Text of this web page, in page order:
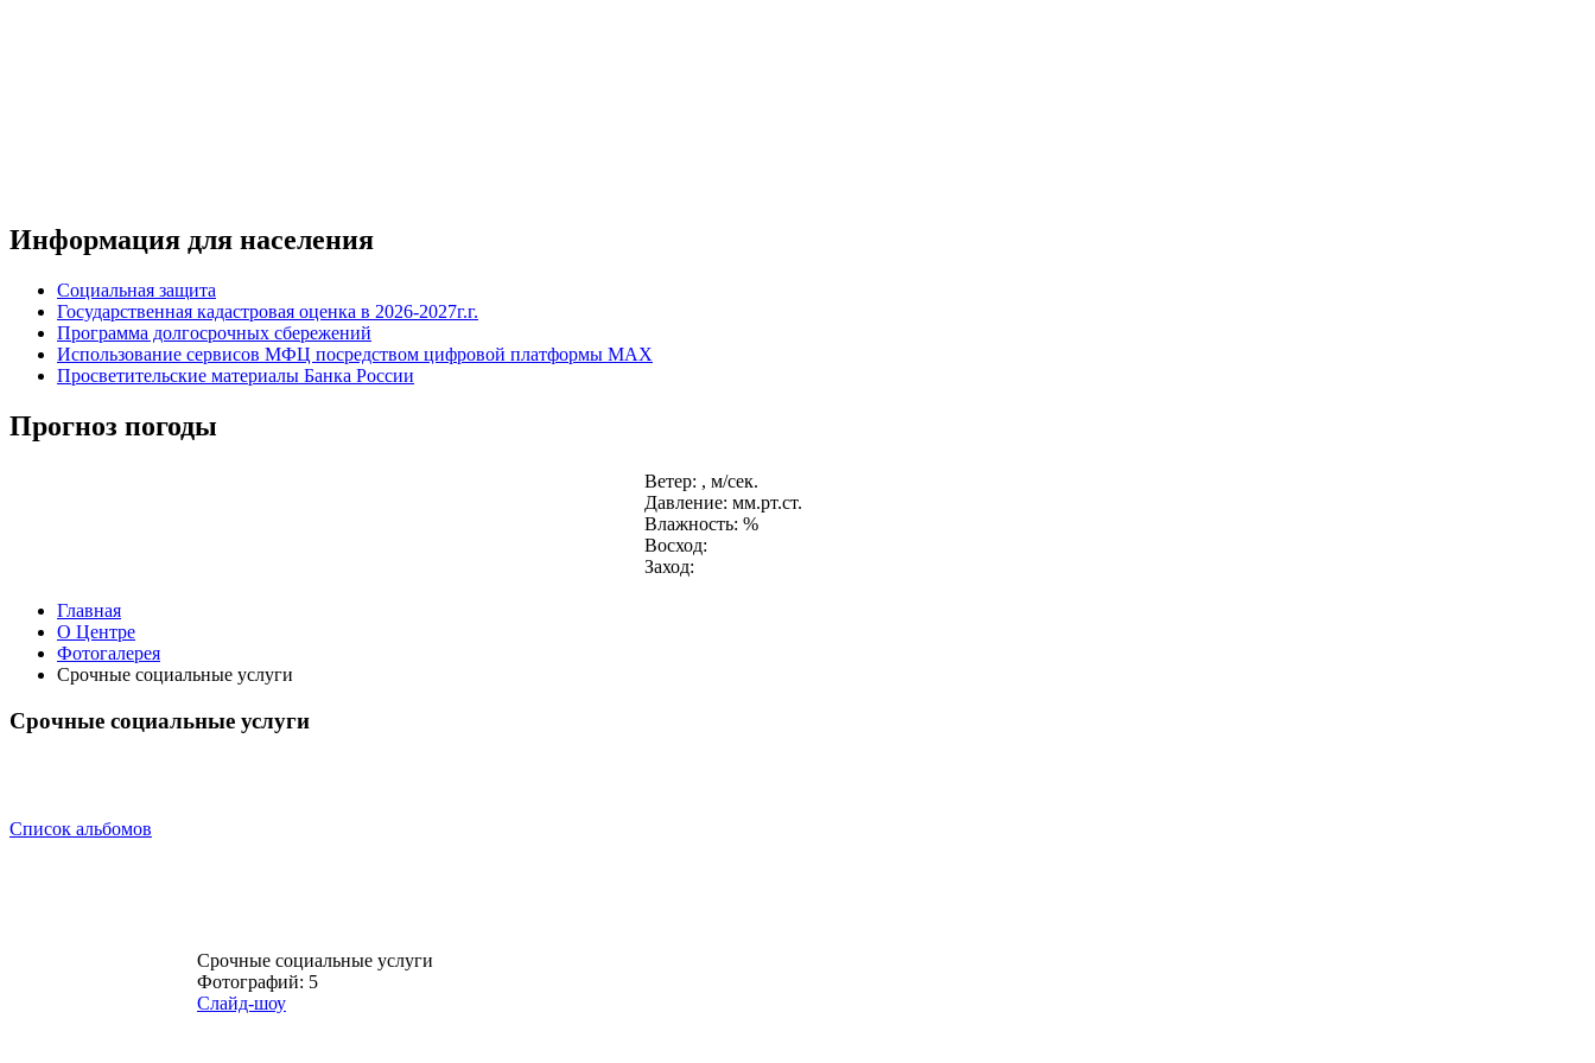
Информация для населения
Социальная защита
Государственная кадастровая оценка в 2026-2027г.г.
Программа долгосрочных сбережений
Использование сервисов МФЦ посредством цифровой платформы MAX
Просветительские материалы Банка России
Прогноз погоды
Ветер: , м/сек.
Давление: мм.рт.ст.
Влажность: %
Восход:
Заход:
Главная
О Центре
Фотогалерея
Срочные социальные услуги
Срочные социальные услуги
Список альбомов
Срочные социальные услуги
Фотографий: 5
Слайд-шоу